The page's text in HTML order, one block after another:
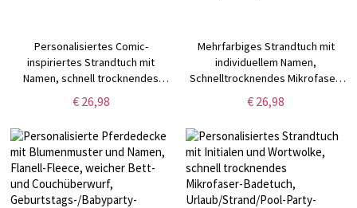
Personalisiertes Comic-
inspiriertes Strandtuch mit
Namen, schnell trocknendes
Mikrofaser-Badetuch,
Urlaub/Strand/Pool-Party-
Kinder/Teenager/Jungen/Mädchen
€ 26,98
Mehrfarbiges Strandtuch mit
individuellem Namen,
Schnelltrocknendes Mikrofaser-
Badetuch,
Urlaubs-/Strand-/Poolparty-
Gastgeschenk, Reise-Essential,
Geschenk für
Kinder/Familie/Freunde
€ 26,98